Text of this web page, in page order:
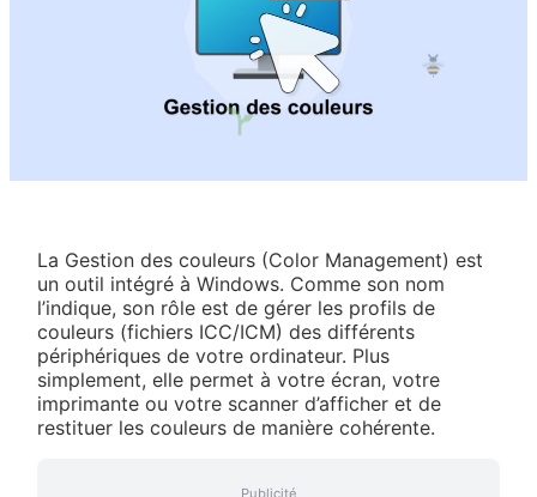
La Gestion des couleurs (Color Management) est
un outil intégré à Windows. Comme son nom
l’indique, son rôle est de gérer les profils de
couleurs (fichiers ICC/ICM) des différents
périphériques de votre ordinateur. Plus
simplement, elle permet à votre écran, votre
imprimante ou votre scanner d’afficher et de
restituer les couleurs de manière cohérente.
Publicité